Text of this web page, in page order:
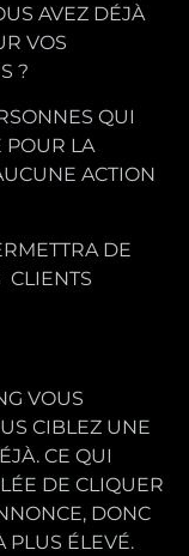
AVEZ DÉJÀ
VOS
?
QUI
POUR LA
ACTION
DE
CLIENTS
VOUS
CIBLEZ UNE
CE QUI
DE CLIQUER
DONC
PLUS ÉLEVÉ.